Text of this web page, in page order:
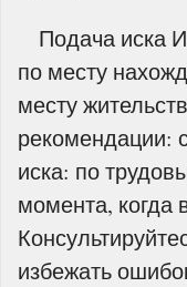
Подача иска
по месту
месту
рекомендации:
иска: по
момента, когда
избежать